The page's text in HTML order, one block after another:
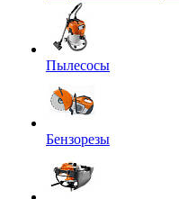
Пылесосы
Бензорезы